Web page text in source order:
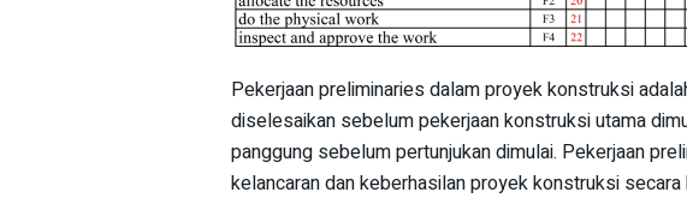
Pekerjaan preliminaries dalam proyek konstruksi
diselesaikan sebelum pekerjaan konstruksi utama
panggung sebelum pertunjukan dimulai. Pekerjaan
kelancaran dan keberhasilan proyek konstruksi secara